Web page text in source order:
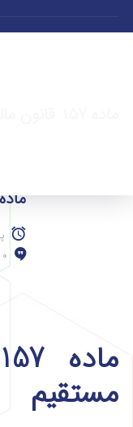
ماده 157 قانون
0 دیدگاه
مستقیم